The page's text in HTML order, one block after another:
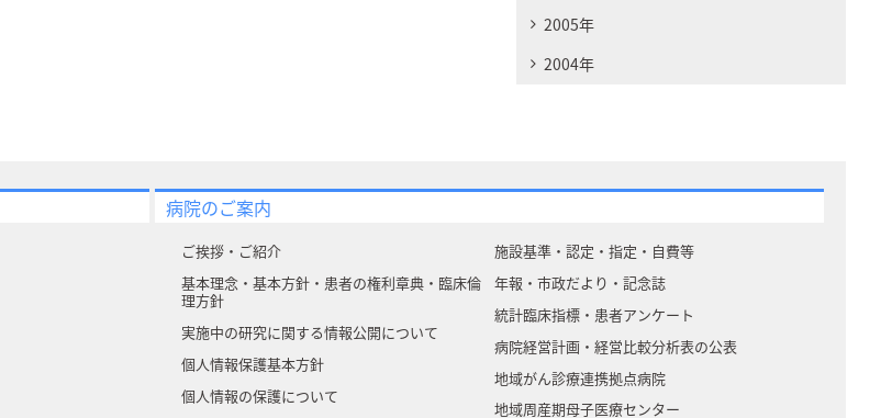
2005年
2004年
病院のご案内
ご挨拶・ご紹介
基本理念・基本方針・患者の権利章典・臨床倫
理方針
実施中の研究に関する情報公開について
個人情報保護基本方針
個人情報の保護について
施設基準・認定・指定・自費等
年報・市政だより・記念誌
統計臨床指標・患者アンケート
病院経営計画・経営比較分析表の公表
地域がん診療連携拠点病院
地域周産期母子医療センター